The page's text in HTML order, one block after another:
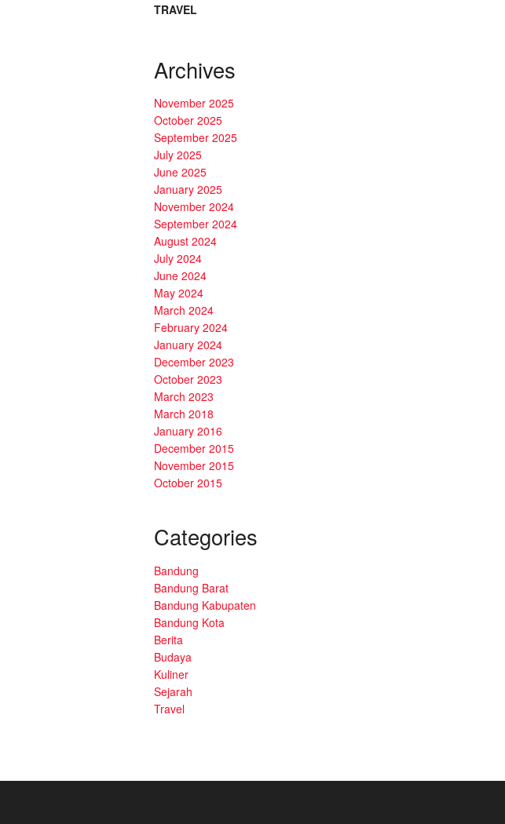
TRAVEL
Archives
November 2025
October 2025
September 2025
July 2025
June 2025
January 2025
November 2024
September 2024
August 2024
July 2024
June 2024
May 2024
March 2024
February 2024
January 2024
December 2023
October 2023
March 2023
March 2018
January 2016
December 2015
November 2015
October 2015
Categories
Bandung
Bandung Barat
Bandung Kabupaten
Bandung Kota
Berita
Budaya
Kuliner
Sejarah
Travel